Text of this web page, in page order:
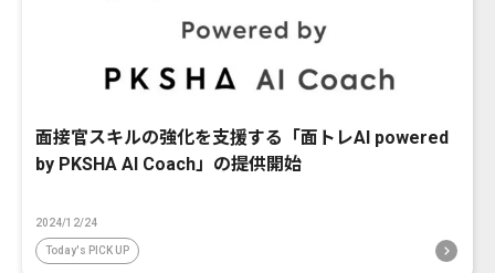
面接官スキルの強化を支援する「面トレAI powered
by PKSHA AI Coach」の提供開始
2024/12/24
Today's PICK UP